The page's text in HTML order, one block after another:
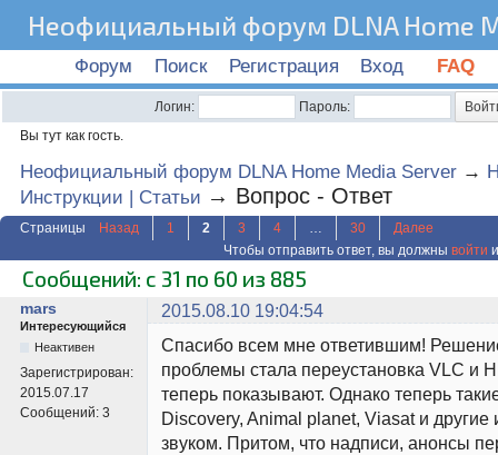
Неофициальный форум DLNA Home
Форум Поиск Регистрация Вход FAQ
Логин:
Пароль:
Вы тут как гость.
Неофициальный форум DLNA Home Media Server →
Инструкции | Статьи → Вопрос - Ответ
Страницы Назад 1 2 3 4 … 30
Далее
Чтобы отправить ответ, вы должны войти
Сообщений: с 31 по 60 из 885
mars 2015.08.10 19:04:54
Интересующийся
Неактивен
Зарегистрирован:
2015.07.17
Сообщений: 3
Спасибо всем мне ответившим!
проблемы стала переустановка VLC и
теперь показывают. Однако теперь
Discovery, Animal planet, Viasat и другие
звуком. Притом, что надписи, анонсы